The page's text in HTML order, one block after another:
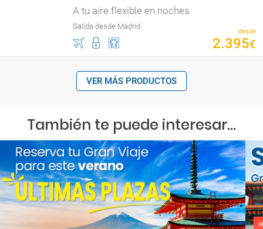
A tu aire flexible en noches
Salida desde Madrid
desde
2.395€
VER MÁS PRODUCTOS
También te puede interesar...